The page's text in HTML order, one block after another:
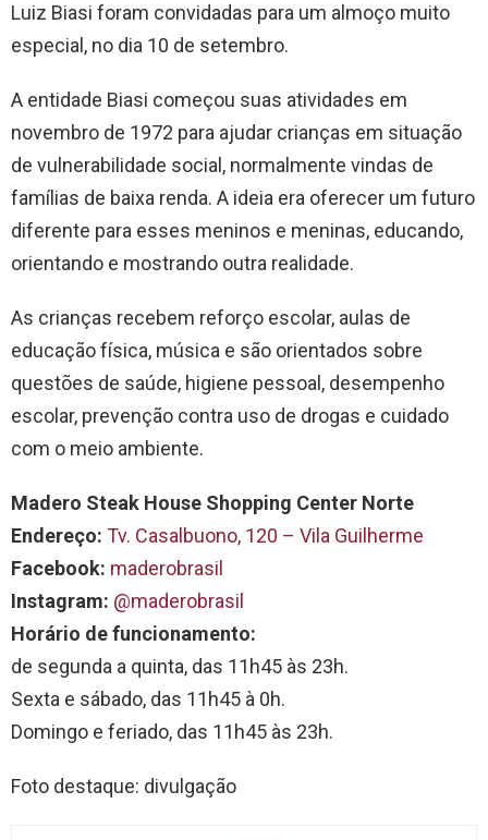
Luiz Biasi foram convidadas para um almoço muito
especial, no dia 10 de setembro.
A entidade Biasi começou suas atividades em
novembro de 1972 para ajudar crianças em situação
de vulnerabilidade social, normalmente vindas de
famílias de baixa renda. A ideia era oferecer um futuro
diferente para esses meninos e meninas, educando,
orientando e mostrando outra realidade.
As crianças recebem reforço escolar, aulas de
educação física, música e são orientados sobre
questões de saúde, higiene pessoal, desempenho
escolar, prevenção contra uso de drogas e cuidado
com o meio ambiente.
Madero Steak House Shopping Center Norte
Endereço: Tv. Casalbuono, 120 – Vila Guilherme
Facebook: maderobrasil
Instagram: @maderobrasil
Horário de funcionamento:
de segunda a quinta, das 11h45 às 23h.
Sexta e sábado, das 11h45 à 0h.
Domingo e feriado, das 11h45 às 23h.
Foto destaque: divulgação